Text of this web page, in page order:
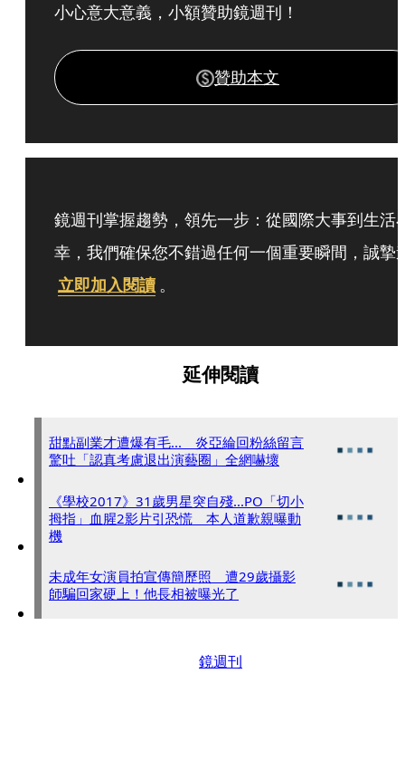
小心意大意義，小額贊助鏡週刊！
贊助本文
鏡週刊掌握趨勢，領先一步：從國際大事到生活
幸，我們確保您不錯過任何一個重要瞬間，誠摯
立即加入閱讀 。
延伸閱讀
甜點副業才遭爆有毛... 炎亞綸回粉絲留言
驚吐「認真考慮退出演藝圈」全網嚇壞
《學校2017》31歲男星突自殘...PO「切小
拇指」血腥2影片引恐慌 本人道歉親曝動
機
未成年女演員拍宣傳簡歷照 遭29歲攝影
師騙回家硬上！他長相被曝光了
鏡週刊